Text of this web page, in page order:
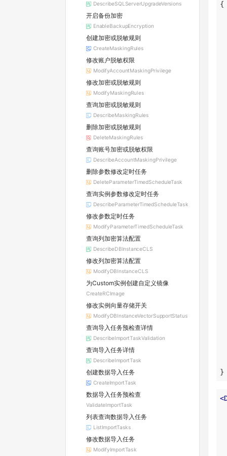
DescribeSQLServerUpgradeVersions
开启备份加密
EnableBackupEncryption
创建加密或脱敏规则
CreateMaskingRules
修改账户脱敏权限
ModifyAccountMaskingPrivilege
修改加密或脱敏规则
ModifyMaskingRules
查询加密或脱敏规则
DescribeMaskingRules
删除加密或脱敏规则
DeleteMaskingRules
查询账号加密或脱敏权限
DescribeAccountMaskingPrivilege
删除参数修改定时任务
DeleteParameterTimedScheduleTask
查询实例参数修改定时任务
DescribeParameterTimedScheduleTask
修改参数定时任务
ModifyParameterTimedScheduleTask
查询列加密算法配置
DescribeDBInstanceCLS
修改列加密算法配置
ModifyDBInstanceCLS
为Custom实例创建自定义镜像
CreateRCImage
修改实例向量存储开关
ModifyDBInstanceVectorSupportStatus
查询导入任务预检查详情
DescribeImportTaskValidation
查询导入任务详情
DescribeImportTask
创建数据导入任务
CreateImportTask
数据导入任务预检查
ValidateImportTask
列表查询数据导入任务
ListImportTasks
修改数据导入任务
ModifyImportTask
}
<